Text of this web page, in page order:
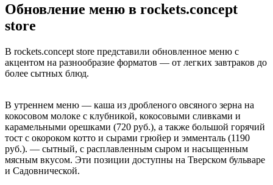
Обновление меню в rockets.concept
store
В rockets.concept store представили обновленное меню с
акцентом на разнообразие форматов — от легких завтраков до
более сытных блюд.
В утреннем меню — каша из дробленого овсяного зерна на
кокосовом молоке с клубникой, кокосовыми сливками и
карамельными орешками (720 руб.), а также большой горячий
тост с окороком котто и сырами грюйер и эмменталь (1190
руб.). — сытный, с расплавленным сыром и насыщенным
мясным вкусом. Эти позиции доступны на Тверском бульваре
и Садовнической.